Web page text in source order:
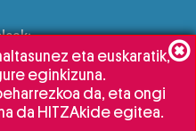
eta euskaratik,
eginkizuna.
da, eta ongi
da HITZAkide egitea.